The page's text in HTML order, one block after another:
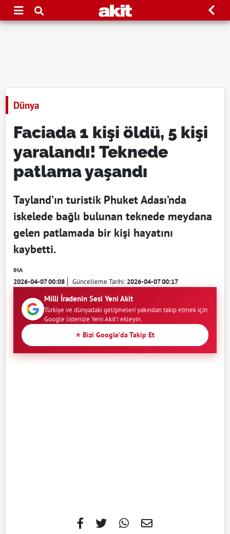
Dünya
Faciada 1 kişi öldü, 5 kişi
yaralandı! Teknede
patlama yaşandı
Tayland’ın turistik Phuket Adası’nda
iskelede bağlı bulunan teknede meydana
gelen patlamada bir kişi hayatını
kaybetti.
IHA
2026-04-07 00:08 Güncelleme Tarihi:2026-04-07 00:17
Milli İradenin Sesi Yeni Akit
Türkiye ve dünyadaki gelişmeleri yakından takip etmek için
Google listenize Yeni Akit'i ekleyin.
⭐ Bizi Google'da Takip Et